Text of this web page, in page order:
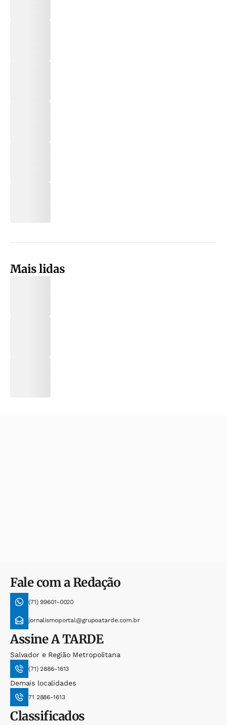
Mais lidas
Fale com a Redação
(71) 99601-0020
jornalismoportal@grupoatarde.com.br
AssineA TARDE
Salvador e Região Metropolitana
(71) 2886-1613
Demais localidades
71 2886-1613
Classificados